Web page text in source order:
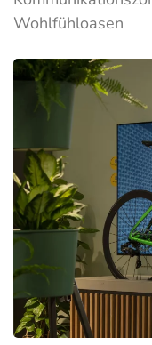
Wohlfühloasen